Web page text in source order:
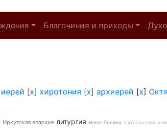
Благочиния и приходы
иерей [x] хиротония [x] архиерей [x]
Иркутская епархия литургия Ново-Ленино Октябрьский